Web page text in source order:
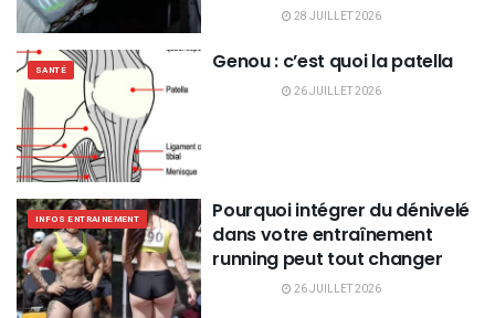
28 JUILLET 2026
SANTÉ Genou : c’est quoi la patella
26 JUILLET 2026
INFOS ENTRAINEMENT
Pourquoi intégrer du dénivelé
dans votre entraînement
running peut tout changer
26 JUILLET 2026